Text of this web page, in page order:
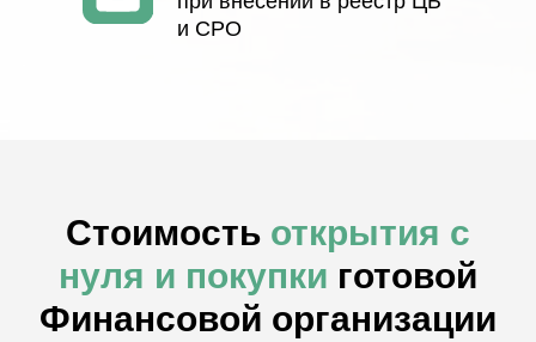
Кооператив внесенный в реестр ЦБ
Свидетельство ЦБ
Полный комплект документов
Переоформление у Нотариуса
Стоимость: от 200 000 ₽